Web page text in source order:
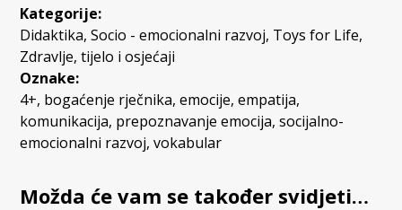
Kategorije:
Didaktika,Socio - emocionalni razvoj, Toys for Life,
Zdravlje, tijelo i osjećaji
Oznake:
4+, bogaćenje rječnika,emocije,empatija,
komunikacija, prepoznavanje emocija,socijalno-
emocionalni razvoj,vokabular
Možda će vam se također svidjeti…